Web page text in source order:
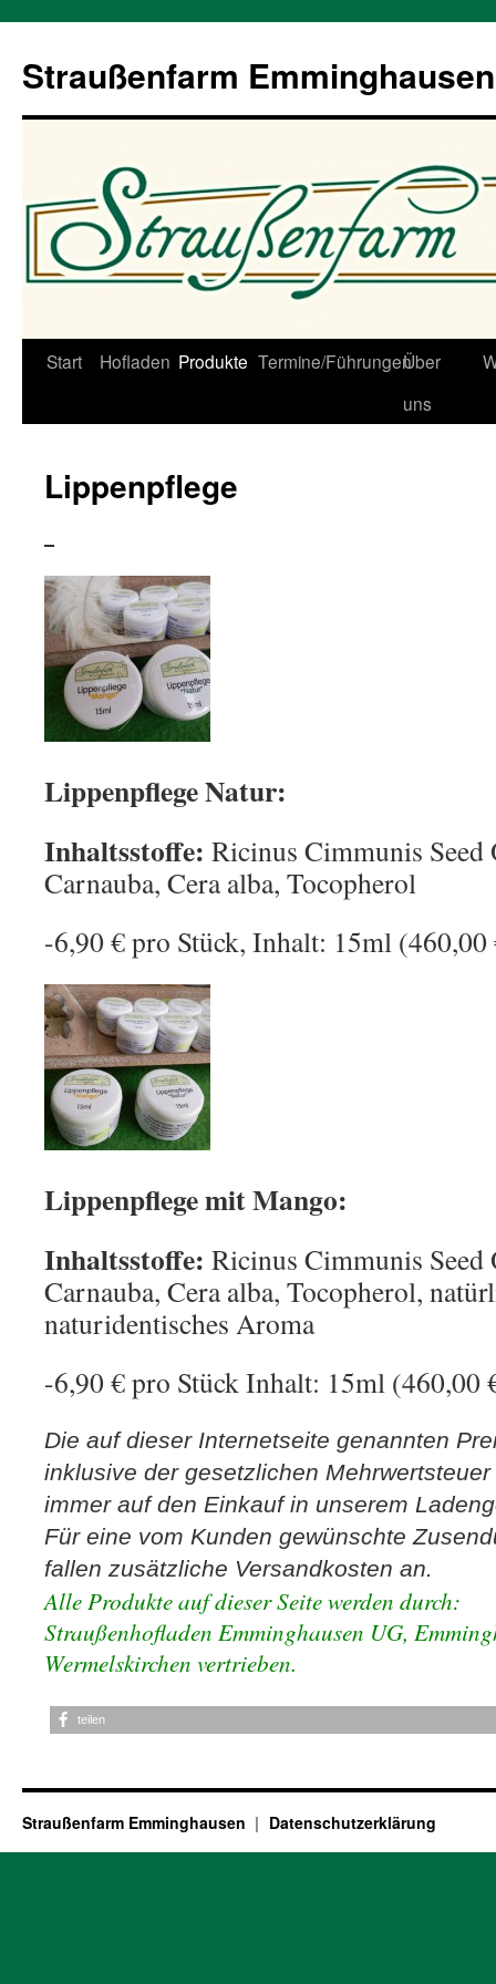
Straußenfarm Emminghausen
Zum
Start Hofladen Produkte Termine/FührungenÜber
uns
Lippenpflege
Lippenpflege Natur:
Inhaltsstoffe: Ricinus Cimmunis
Carnauba, Cera alba, Tocopherol
-6,90 € pro Stück, Inhalt: 15ml
Lippenpflege mit Mango:
Inhaltsstoffe: Ricinus Cimmunis
Carnauba, Cera alba, Tocopherol,
naturidentisches Aroma
-6,90 € pro Stück Inhalt: 15ml (460,00
Die auf dieser Internetseite genannten
inklusive der gesetzlichen
immer auf den Einkauf in unserem
Für eine vom Kunden gewünschte
fallen zusätzliche Versandkosten an.
Alle Produkte auf dieser Seite werden durch:
Straußenhofladen Emminghausen UG,
Wermelskirchen vertrieben.
teilen
Straußenfarm Emminghausen Datenschutzerklärung